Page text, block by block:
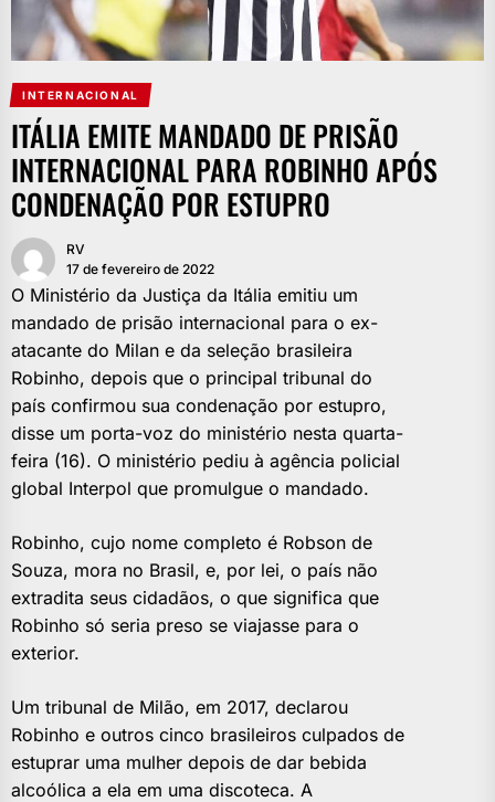
INTERNACIONAL
ITÁLIA EMITE MANDADO DE PRISÃO
INTERNACIONAL PARA ROBINHO APÓS
CONDENAÇÃO POR ESTUPRO
RV
17 de fevereiro de 2022
O Ministério da Justiça da Itália emitiu um
mandado de prisão internacional para o ex-
atacante do Milan e da seleção brasileira
Robinho, depois que o principal tribunal do
país confirmou sua condenação por estupro,
disse um porta-voz do ministério nesta quarta-
feira (16). O ministério pediu à agência policial
global Interpol que promulgue o mandado.
Robinho, cujo nome completo é Robson de
Souza, mora no Brasil, e, por lei, o país não
extradita seus cidadãos, o que significa que
Robinho só seria preso se viajasse para o
exterior.
Um tribunal de Milão, em 2017, declarou
Robinho e outros cinco brasileiros culpados de
estuprar uma mulher depois de dar bebida
alcoólica a ela em uma discoteca. A